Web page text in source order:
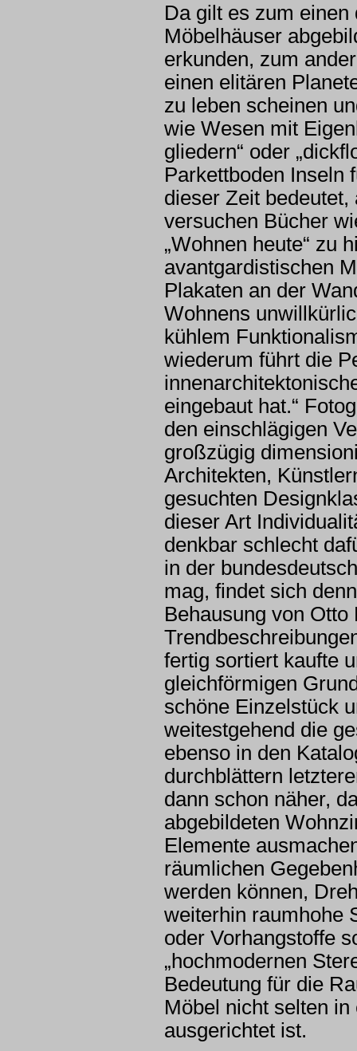
Da gilt es zum
Möbelhäuser
erkunden, zum
einen elitären
zu leben scheinen
wie Wesen mit
gliedern“ oder
Parkettboden Inseln
dieser Zeit bedeutet,
versuchen Bücher
„Wohnen heute“ zu
avantgardistischen
Plakaten an der
Wohnens
kühlem
wiederum führt die
eingebaut hat.“
den einschlägigen
großzügig
Architekten,
gesuchten
dieser Art
denkbar schlecht
in der
mag, findet sich
Behausung von
fertig sortiert kaufte
gleichförmigen
schöne Einzelstück
weitestgehend die
ebenso in den
durchblättern
dann schon näher,
abgebildeten
Elemente
räumlichen
werden können,
weiterhin raumhohe
oder Vorhangstoffe
„hochmodernen
Bedeutung für die
Möbel nicht selten
ausgerichtet ist.